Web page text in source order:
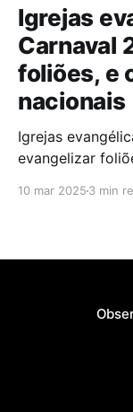
Igrejas
Carnaval
foliões, e
nacionais
Igrejas
evangelizar foliões Pastores e fiéis de
10 mar 2025 3 min